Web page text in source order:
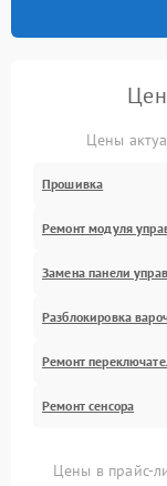
Цены
Прошивка
Ремонт модуля
Замена панели
Разблокировка
Ремонт
Ремонт сенсора
Цены в прайс-